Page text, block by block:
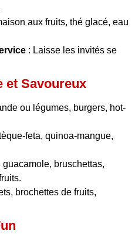
aux fruits, thé glacé, eau
: Laisse les invités se
et Savoureux
ou légumes, burgers, hot-
feta, quinoa-mangue,
guacamole, bruschettas,
brochettes de fruits,